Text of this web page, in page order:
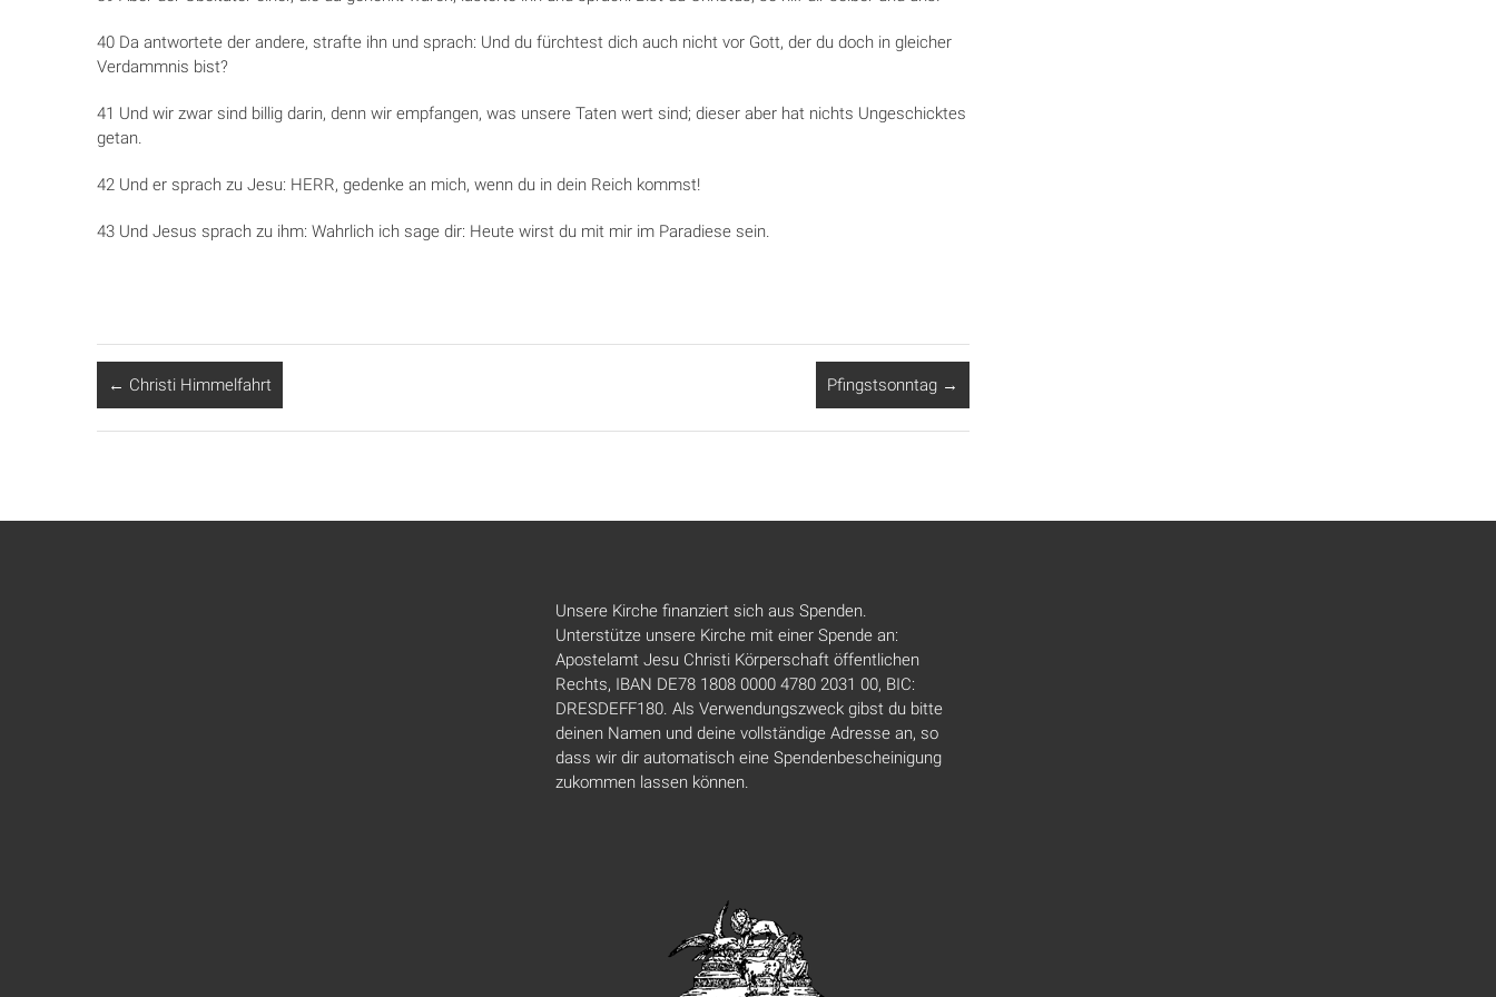
40 Da antwortete der andere, strafte ihn und sprach: Und du fürchtest dich auch nicht vor Gott, der du doch in gleicher
Verdammnis bist?
41 Und wir zwar sind billig darin, denn wir empfangen, was unsere Taten wert sind; dieser aber hat nichts Ungeschicktes
getan.
42 Und er sprach zu Jesu: HERR, gedenke an mich, wenn du in dein Reich kommst!
43 Und Jesus sprach zu ihm: Wahrlich ich sage dir: Heute wirst du mit mir im Paradiese sein.
← Christi Himmelfahrt Pfingstsonntag →
Unsere Kirche finanziert sich aus Spenden.
Unterstütze unsere Kirche mit einer Spende an:
Apostelamt Jesu Christi Körperschaft öffentlichen
Rechts, IBAN DE78 1808 0000 4780 2031 00, BIC:
DRESDEFF180. Als Verwendungszweck gibst du bitte
deinen Namen und deine vollständige Adresse an, so
dass wir dir automatisch eine Spendenbescheinigung
zukommen lassen können.